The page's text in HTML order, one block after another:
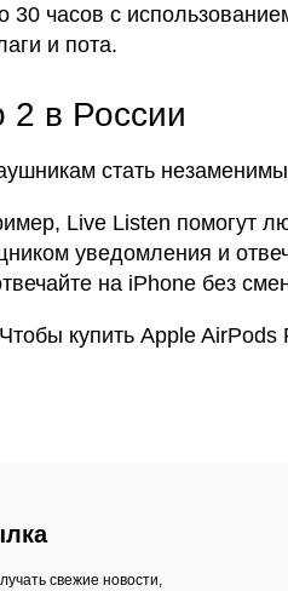
часов с
и пота.
в России
стать
Live Listen помогут
уведомления и
на iPhone без
купить Apple AirPods
свежие новости,